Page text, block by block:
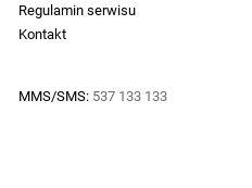
Regulamin serwisu
Kontakt
MMS/SMS: 537 133 133